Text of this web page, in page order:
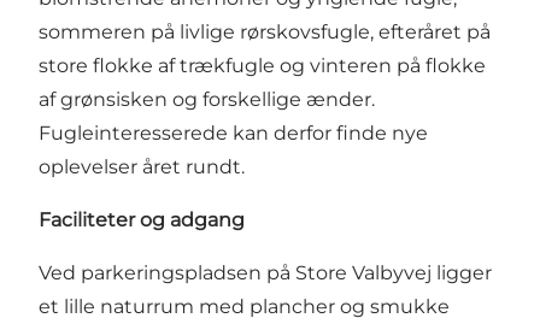
sommeren på livlige rørskovsfugle, efteråret på
store flokke af trækfugle og vinteren på flokke
af grønsisken og forskellige ænder.
Fugleinteresserede kan derfor finde nye
oplevelser året rundt.
Faciliteter og adgang
Ved parkeringspladsen på Store Valbyvej ligger
et lille naturrum med plancher og smukke